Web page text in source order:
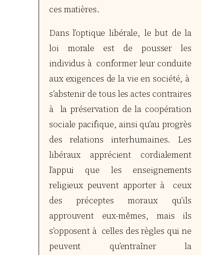
ces matières.
Dans l’optique libérale, le but de la
loi morale est de pousser les
individus à conformer leur conduite
aux exigences de la vie en société, à
s’abstenir de tous les actes contraires
à la préservation de la coopération
sociale pacifique, ainsi qu’au progrès
des relations interhumaines. Les
libéraux apprécient cordialement
l’appui que les enseignements
religieux peuvent apporter à ceux
des préceptes moraux qu’ils
approuvent eux-mêmes, mais ils
s’opposent à celles des règles qui ne
peuvent qu’entraîner la